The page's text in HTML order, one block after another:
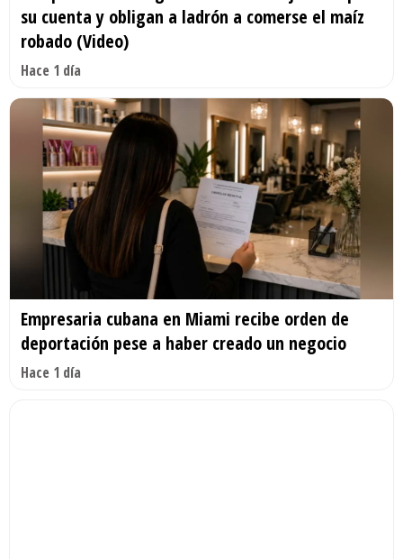
su cuenta y obligan a ladrón a comerse el maíz
robado (Video)
Hace 1 día
Empresaria cubana en Miami recibe orden de
deportación pese a haber creado un negocio
Hace 1 día